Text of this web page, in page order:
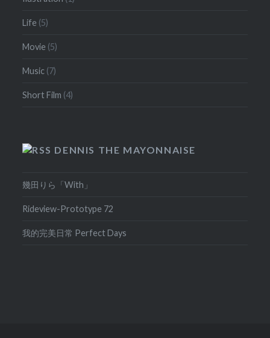
Life (5)
Movie (5)
Music (7)
Short Film (4)
DENNIS THE MAYONNAISE
幾田りら「With」
Rideview-Prototype 72
我的完美日常 Perfect Days